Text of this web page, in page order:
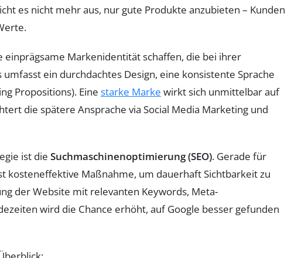
es nicht mehr aus, nur gute Produkte anzubieten – Kunden
Markenidentität schaffen, die bei ihrer
ein durchdachtes Design, eine konsistente Sprache
Propositions). Eine starke Marke wirkt sich unmittelbar auf
die spätere Ansprache via Social Media Marketing und
ist die Suchmaschinenoptimierung (SEO). Gerade für
kosteneffektive Maßnahme, um dauerhaft Sichtbarkeit zu
der Website mit relevanten Keywords, Meta-
wird die Chance erhöht, auf Google besser gefunden